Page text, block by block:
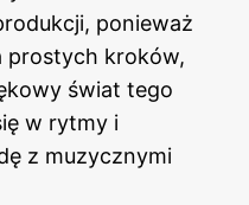
ponieważ
prostych kroków,
świat tego
w rytmy i
z muzycznymi